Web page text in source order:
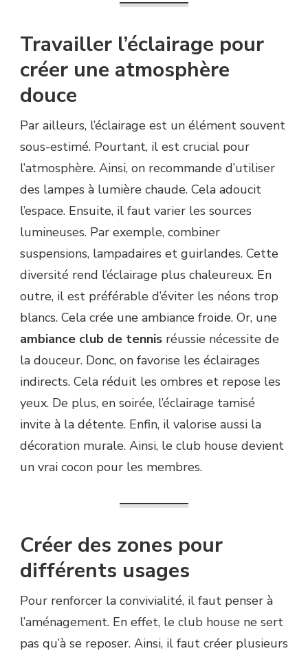
Travailler l’éclairage pour
créer une atmosphère
douce
Par ailleurs, l’éclairage est un élément souvent
sous-estimé. Pourtant, il est crucial pour
l’atmosphère. Ainsi, on recommande d’utiliser
des lampes à lumière chaude. Cela adoucit
l’espace. Ensuite, il faut varier les sources
lumineuses. Par exemple, combiner
suspensions, lampadaires et guirlandes. Cette
diversité rend l’éclairage plus chaleureux. En
outre, il est préférable d’éviter les néons trop
blancs. Cela crée une ambiance froide. Or, une
ambiance club de tennis réussie nécessite de
la douceur. Donc, on favorise les éclairages
indirects. Cela réduit les ombres et repose les
yeux. De plus, en soirée, l’éclairage tamisé
invite à la détente. Enfin, il valorise aussi la
décoration murale. Ainsi, le club house devient
un vrai cocon pour les membres.
Créer des zones pour
différents usages
Pour renforcer la convivialité, il faut penser à
l’aménagement. En effet, le club house ne sert
pas qu’à se reposer. Ainsi, il faut créer plusieurs